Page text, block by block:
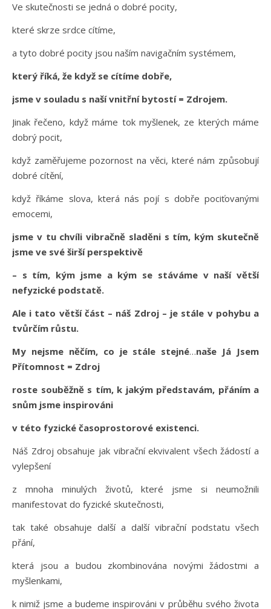
Ve skutečnosti se jedná o dobré pocity,
které skrze srdce cítíme,
a tyto dobré pocity jsou naším navigačním systémem,
který říká, že když se cítíme dobře,
jsme v souladu s naší vnitřní bytostí = Zdrojem.
Jinak řečeno, když máme tok myšlenek, ze kterých máme
dobrý pocit,
když zaměřujeme pozornost na věci, které nám způsobují
dobré cítění,
když říkáme slova, která nás pojí s dobře pociťovanými
emocemi,
jsme v tu chvíli vibračně sladěni s tím, kým skutečně
jsme ve své širší perspektivě
– s tím, kým jsme a kým se stáváme v naší větší
nefyzické podstatě.
Ale i tato větší část – náš Zdroj – je stále v pohybu a
tvůrčím růstu.
My nejsme něčím, co je stále stejné…naše Já Jsem
Přítomnost = Zdroj
roste souběžně s tím, k jakým představám, přáním a
snům jsme inspirováni
v této fyzické časoprostorové existenci.
Náš Zdroj obsahuje jak vibrační ekvivalent všech žádostí a
vylepšení
z mnoha minulých životů, které jsme si neumožnili
manifestovat do fyzické skutečnosti,
tak také obsahuje další a další vibrační podstatu všech
přání,
která jsou a budou zkombinována novými žádostmi a
myšlenkami,
k nimiž jsme a budeme inspirováni v průběhu svého života